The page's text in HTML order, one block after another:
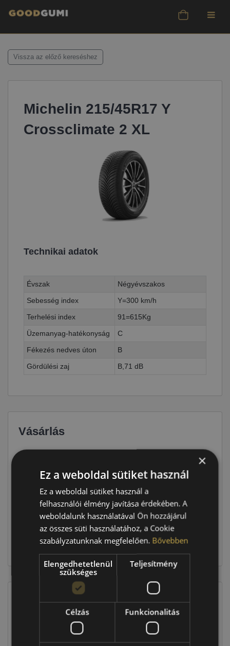
Vissza az előző kereséshez
Michelin 215/45R17 Y
Crossclimate 2 XL
Technikai adatok
Évszak
Négyévszakos
Sebesség index
Y=300 km/h
Terhelési index
91=615Kg
Üzemanyag-hatékonyság
C
Fékezés nedves úton
B
Gördülési zaj
B,71 dB
Vásárlás
57 190 Ft
171 570 Ft
EU-s abroncscímke
×
Ez a weboldal sütiket használ
Ez a weboldal sütiket használ a
felhasználói élmény javítása érdekében. A
weboldalunk használatával Ön hozzájárul
az összes süti használatához, a Cookie
szabályzatunknak megfelelően. Bővebben
Elengedhetetlenül
szükséges
Teljesítmény
Célzás Funkcionalitás